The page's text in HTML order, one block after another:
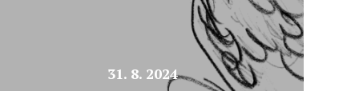
31. 8. 2024